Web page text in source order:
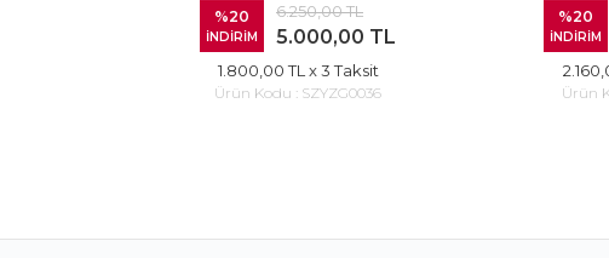
%20
İNDİRİM
6.250,00 TL
5.000,00 TL
1.800,00 TL x 3 Taksit
Ürün Kodu : SZYZG0036
%20
İNDİRİM
Ürün